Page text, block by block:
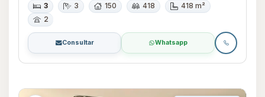
3 3 150 418
418 m²
2
Consultar Whatsapp